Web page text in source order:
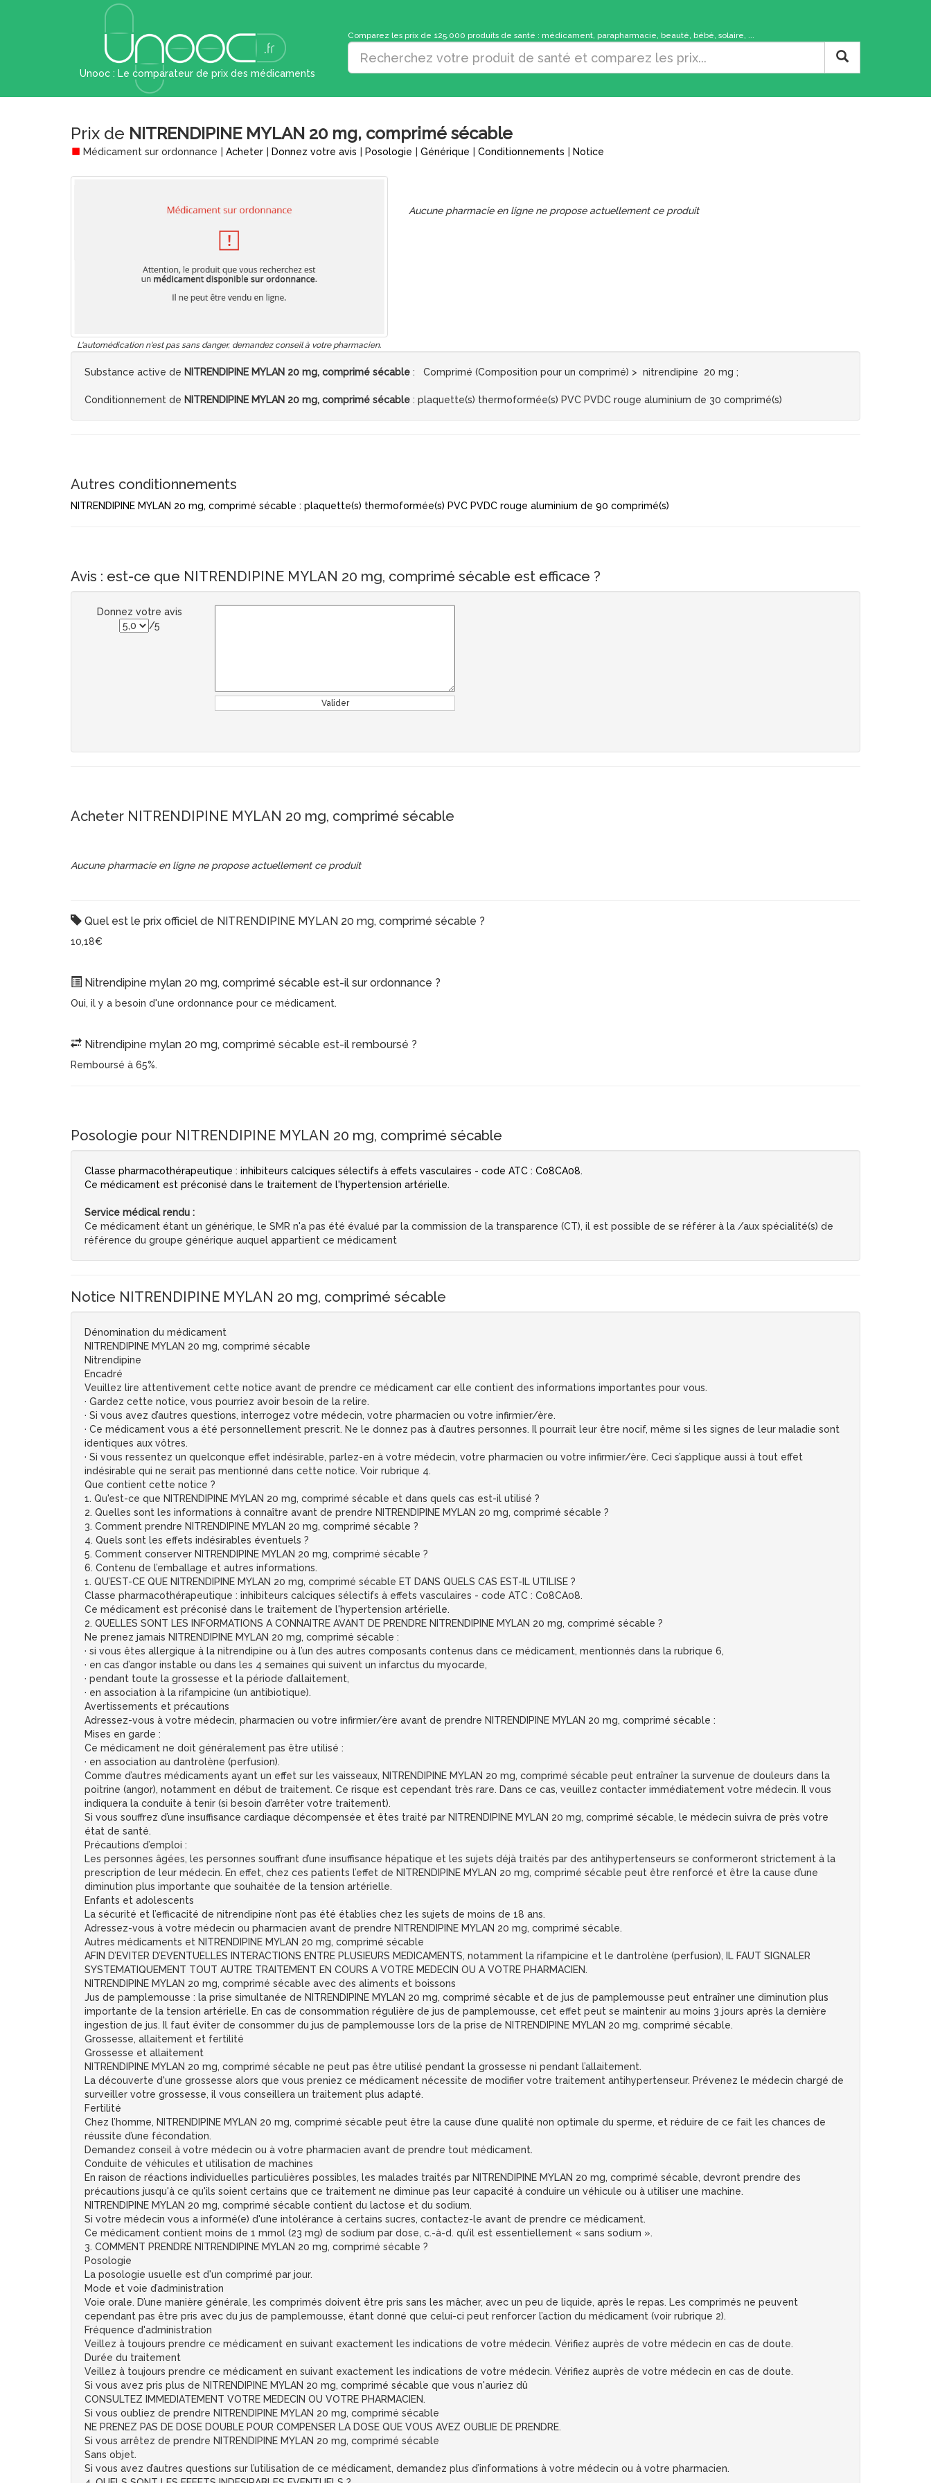
Unooc : Le comparateur de prix des médicaments
Comparez les prix de 125.000 produits de santé : médicament, parapharmacie, beauté, bébé, solaire, ...
Prix de NITRENDIPINE MYLAN 20 mg, comprimé sécable
Médicament sur ordonnance Acheter Donnez votre avis Posologie Générique Conditionnements Notice
L'automédication n'est pas sans danger, demandez conseil à votre pharmacien.
Aucune pharmacie en ligne ne propose actuellement ce produit
Substance active de NITRENDIPINE MYLAN 20 mg, comprimé sécable : Comprimé (Composition pour un comprimé) > nitrendipine 20 mg ;
Conditionnement de NITRENDIPINE MYLAN 20 mg, comprimé sécable : plaquette(s) thermoformée(s) PVC PVDC rouge aluminium de 30 comprimé(s)
Autres conditionnements
NITRENDIPINE MYLAN 20 mg, comprimé sécable : plaquette(s) thermoformée(s) PVC PVDC rouge aluminium de 90 comprimé(s)
Avis : est-ce que NITRENDIPINE MYLAN 20 mg, comprimé sécable est efficace ?
Donnez votre avis
/5
Valider
Acheter NITRENDIPINE MYLAN 20 mg, comprimé sécable
Aucune pharmacie en ligne ne propose actuellement ce produit
Quel est le prix officiel de NITRENDIPINE MYLAN 20 mg, comprimé sécable ?
10,18€
Nitrendipine mylan 20 mg, comprimé sécable est-il sur ordonnance ?
Oui, il y a besoin d'une ordonnance pour ce médicament.
Nitrendipine mylan 20 mg, comprimé sécable est-il remboursé ?
Remboursé à 65%.
Posologie pour NITRENDIPINE MYLAN 20 mg, comprimé sécable
Classe pharmacothérapeutique : inhibiteurs calciques sélectifs à effets vasculaires - code ATC : C08CA08.
Ce médicament est préconisé dans le traitement de l'hypertension artérielle.
Service médical rendu :
Ce médicament étant un générique, le SMR n'a pas été évalué par la commission de la transparence (CT), il est possible de se référer à la /aux spécialité(s) de
référence du groupe générique auquel appartient ce médicament
Notice NITRENDIPINE MYLAN 20 mg, comprimé sécable
Dénomination du médicament
NITRENDIPINE MYLAN 20 mg, comprimé sécable
Nitrendipine
Encadré
Veuillez lire attentivement cette notice avant de prendre ce médicament car elle contient des informations importantes pour vous.
· Gardez cette notice, vous pourriez avoir besoin de la relire.
· Si vous avez d’autres questions, interrogez votre médecin, votre pharmacien ou votre infirmier/ère.
· Ce médicament vous a été personnellement prescrit. Ne le donnez pas à d’autres personnes. Il pourrait leur être nocif, même si les signes de leur maladie sont
identiques aux vôtres.
· Si vous ressentez un quelconque effet indésirable, parlez-en à votre médecin, votre pharmacien ou votre infirmier/ère. Ceci s’applique aussi à tout effet
indésirable qui ne serait pas mentionné dans cette notice. Voir rubrique 4.
Que contient cette notice ?
1. Qu'est-ce que NITRENDIPINE MYLAN 20 mg, comprimé sécable et dans quels cas est-il utilisé ?
2. Quelles sont les informations à connaître avant de prendre NITRENDIPINE MYLAN 20 mg, comprimé sécable ?
3. Comment prendre NITRENDIPINE MYLAN 20 mg, comprimé sécable ?
4. Quels sont les effets indésirables éventuels ?
5. Comment conserver NITRENDIPINE MYLAN 20 mg, comprimé sécable ?
6. Contenu de l’emballage et autres informations.
1. QU’EST-CE QUE NITRENDIPINE MYLAN 20 mg, comprimé sécable ET DANS QUELS CAS EST-IL UTILISE ?
Classe pharmacothérapeutique : inhibiteurs calciques sélectifs à effets vasculaires - code ATC : C08CA08.
Ce médicament est préconisé dans le traitement de l'hypertension artérielle.
2. QUELLES SONT LES INFORMATIONS A CONNAITRE AVANT DE PRENDRE NITRENDIPINE MYLAN 20 mg, comprimé sécable ?
Ne prenez jamais NITRENDIPINE MYLAN 20 mg, comprimé sécable :
· si vous êtes allergique à la nitrendipine ou à l’un des autres composants contenus dans ce médicament, mentionnés dans la rubrique 6,
· en cas d’angor instable ou dans les 4 semaines qui suivent un infarctus du myocarde,
· pendant toute la grossesse et la période d’allaitement,
· en association à la rifampicine (un antibiotique).
Avertissements et précautions
Adressez-vous à votre médecin, pharmacien ou votre infirmier/ère avant de prendre NITRENDIPINE MYLAN 20 mg, comprimé sécable :
Mises en garde :
Ce médicament ne doit généralement pas être utilisé :
· en association au dantrolène (perfusion).
Comme d’autres médicaments ayant un effet sur les vaisseaux, NITRENDIPINE MYLAN 20 mg, comprimé sécable peut entraîner la survenue de douleurs dans la
poitrine (angor), notamment en début de traitement. Ce risque est cependant très rare. Dans ce cas, veuillez contacter immédiatement votre médecin. Il vous
indiquera la conduite à tenir (si besoin d’arrêter votre traitement).
Si vous souffrez d’une insuffisance cardiaque décompensée et êtes traité par NITRENDIPINE MYLAN 20 mg, comprimé sécable, le médecin suivra de près votre
état de santé.
Précautions d’emploi :
Les personnes âgées, les personnes souffrant d’une insuffisance hépatique et les sujets déjà traités par des antihypertenseurs se conformeront strictement à la
prescription de leur médecin. En effet, chez ces patients l’effet de NITRENDIPINE MYLAN 20 mg, comprimé sécable peut être renforcé et être la cause d’une
diminution plus importante que souhaitée de la tension artérielle.
Enfants et adolescents
La sécurité et l’efficacité de nitrendipine n’ont pas été établies chez les sujets de moins de 18 ans.
Adressez-vous à votre médecin ou pharmacien avant de prendre NITRENDIPINE MYLAN 20 mg, comprimé sécable.
Autres médicaments et NITRENDIPINE MYLAN 20 mg, comprimé sécable
AFIN D’EVITER D’EVENTUELLES INTERACTIONS ENTRE PLUSIEURS MEDICAMENTS, notamment la rifampicine et le dantrolène (perfusion), IL FAUT SIGNALER
SYSTEMATIQUEMENT TOUT AUTRE TRAITEMENT EN COURS A VOTRE MEDECIN OU A VOTRE PHARMACIEN.
NITRENDIPINE MYLAN 20 mg, comprimé sécable avec des aliments et boissons
Jus de pamplemousse : la prise simultanée de NITRENDIPINE MYLAN 20 mg, comprimé sécable et de jus de pamplemousse peut entraîner une diminution plus
importante de la tension artérielle. En cas de consommation régulière de jus de pamplemousse, cet effet peut se maintenir au moins 3 jours après la dernière
ingestion de jus. Il faut éviter de consommer du jus de pamplemousse lors de la prise de NITRENDIPINE MYLAN 20 mg, comprimé sécable.
Grossesse, allaitement et fertilité
Grossesse et allaitement
NITRENDIPINE MYLAN 20 mg, comprimé sécable ne peut pas être utilisé pendant la grossesse ni pendant l’allaitement.
La découverte d'une grossesse alors que vous preniez ce médicament nécessite de modifier votre traitement antihypertenseur. Prévenez le médecin chargé de
surveiller votre grossesse, il vous conseillera un traitement plus adapté.
Fertilité
Chez l’homme, NITRENDIPINE MYLAN 20 mg, comprimé sécable peut être la cause d’une qualité non optimale du sperme, et réduire de ce fait les chances de
réussite d’une fécondation.
Demandez conseil à votre médecin ou à votre pharmacien avant de prendre tout médicament.
Conduite de véhicules et utilisation de machines
En raison de réactions individuelles particulières possibles, les malades traités par NITRENDIPINE MYLAN 20 mg, comprimé sécable, devront prendre des
précautions jusqu'à ce qu'ils soient certains que ce traitement ne diminue pas leur capacité à conduire un véhicule ou à utiliser une machine.
NITRENDIPINE MYLAN 20 mg, comprimé sécable contient du lactose et du sodium.
Si votre médecin vous a informé(e) d'une intolérance à certains sucres, contactez-le avant de prendre ce médicament.
Ce médicament contient moins de 1 mmol (23 mg) de sodium par dose, c.-à-d. qu’il est essentiellement « sans sodium ».
3. COMMENT PRENDRE NITRENDIPINE MYLAN 20 mg, comprimé sécable ?
Posologie
La posologie usuelle est d'un comprimé par jour.
Mode et voie d’administration
Voie orale. D’une manière générale, les comprimés doivent être pris sans les mâcher, avec un peu de liquide, après le repas. Les comprimés ne peuvent
cependant pas être pris avec du jus de pamplemousse, étant donné que celui-ci peut renforcer l’action du médicament (voir rubrique 2).
Fréquence d'administration
Veillez à toujours prendre ce médicament en suivant exactement les indications de votre médecin. Vérifiez auprès de votre médecin en cas de doute.
Durée du traitement
Veillez à toujours prendre ce médicament en suivant exactement les indications de votre médecin. Vérifiez auprès de votre médecin en cas de doute.
Si vous avez pris plus de NITRENDIPINE MYLAN 20 mg, comprimé sécable que vous n'auriez dû
CONSULTEZ IMMEDIATEMENT VOTRE MEDECIN OU VOTRE PHARMACIEN.
Si vous oubliez de prendre NITRENDIPINE MYLAN 20 mg, comprimé sécable
NE PRENEZ PAS DE DOSE DOUBLE POUR COMPENSER LA DOSE QUE VOUS AVEZ OUBLIE DE PRENDRE.
Si vous arrêtez de prendre NITRENDIPINE MYLAN 20 mg, comprimé sécable
Sans objet.
Si vous avez d’autres questions sur l’utilisation de ce médicament, demandez plus d’informations à votre médecin ou à votre pharmacien.